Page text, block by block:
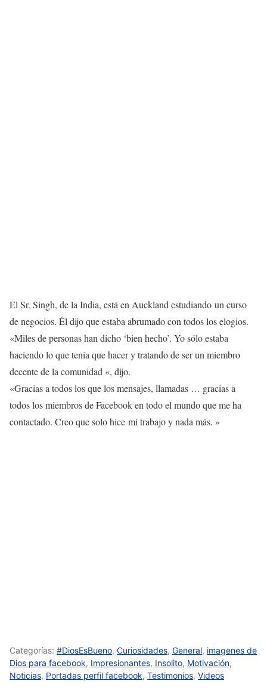
El Sr. Singh, de la India, está en Auckland estudiando un curso
de negocios. Él dijo que estaba abrumado con todos los elogios.
«Miles de personas han dicho ‘bien hecho’. Yo sólo estaba
haciendo lo que tenía que hacer y tratando de ser un miembro
decente de la comunidad «, dijo.
«Gracias a todos los que los mensajes, llamadas … gracias a
todos los miembros de Facebook en todo el mundo que me ha
contactado. Creo que solo hice mi trabajo y nada más. »
Categorías: #DiosEsBueno, Curiosidades, General, imagenes de
Dios para facebook, Impresionantes, Insolito, Motivación,
Noticias, Portadas perfil facebook, Testimonios, Videos